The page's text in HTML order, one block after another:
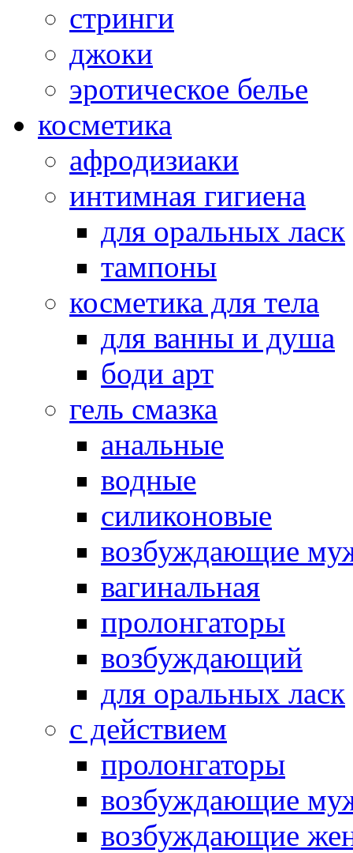
стринги
джоки
эротическое белье
косметика
афродизиаки
интимная гигиена
для оральных ласк
тампоны
косметика для тела
для ванны и душа
боди арт
гель смазка
анальные
водные
силиконовые
возбуждающие
вагинальная
пролонгаторы
возбуждающий
для оральных ласк
с действием
пролонгаторы
возбуждающие
возбуждающие